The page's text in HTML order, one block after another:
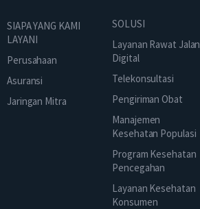
SIAPA YANG KAMI
LAYANI
Perusahaan
Asuransi
Jaringan Mitra
SOLUSI
Layanan Rawat Jalan
Digital
Telekonsultasi
Pengiriman Obat
Manajemen
Kesehatan Populasi
Program Kesehatan
Pencegahan
Layanan Kesehatan
Konsumen